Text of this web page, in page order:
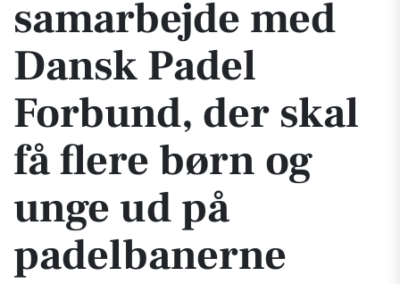
samarbejde med
Dansk Padel
Forbund, der skal
få flere børn og
unge ud på
padelbanerne